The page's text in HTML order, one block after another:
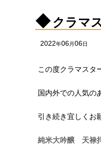
クラマ
2022年06月06日
この度クラマスタ
国内外での人気の
引き続き宜しくお
純米大吟醸 天禄